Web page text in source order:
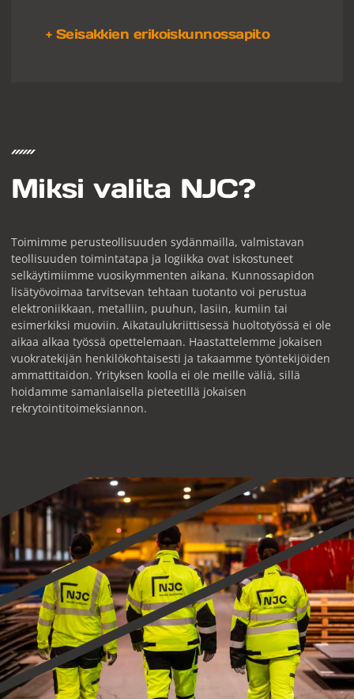
+ Seisakkien erikoiskunnossapito
Miksi valita NJC?
Toimimme perusteollisuuden sydänmailla, valmistavan
teollisuuden toimintatapa ja logiikka ovat iskostuneet
selkäytimiimme vuosikymmenten aikana. Kunnossapidon
lisätyövoimaa tarvitsevan tehtaan tuotanto voi perustua
elektroniikkaan, metalliin, puuhun, lasiin, kumiin tai
esimerkiksi muoviin. Aikataulukriittisessä huoltotyössä ei ole
aikaa alkaa työssä opettelemaan. Haastattelemme jokaisen
vuokratekijän henkilökohtaisesti ja takaamme työntekijöiden
ammattitaidon. Yrityksen koolla ei ole meille väliä, sillä
hoidamme samanlaisella pieteetillä jokaisen
rekrytointitoimeksiannon.